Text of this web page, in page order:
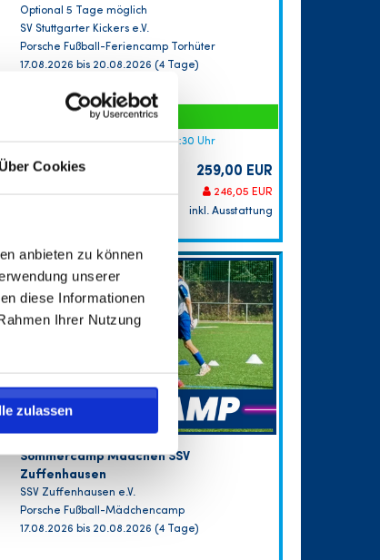
Über Cookies
anbieten zu können
unserer
diese Informationen
Ihrer Nutzung
zulassen
Optional 5 Tage möglich
SV Stuttgarter Kickers e.V.
Porsche Fußball-Feriencamp Torhüter
17.08.2026 bis 20.08.2026 (4 Tage)
FREIE PLÄTZE VORHANDEN
10. August 2026, 09:30 Uhr
259,00 EUR
246,05 EUR
inkl. Ausstattung
Sommercamp Mädchen SSV
Zuffenhausen
SSV Zuffenhausen e.V.
Porsche Fußball-Mädchencamp
17.08.2026 bis 20.08.2026 (4 Tage)